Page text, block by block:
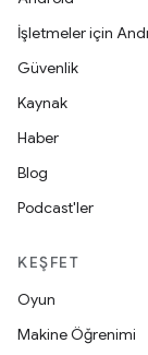
İşletmeler için
Güvenlik
Kaynak
Haber
Blog
Podcast'ler
KEŞFET
Oyun
Makine Öğrenimi